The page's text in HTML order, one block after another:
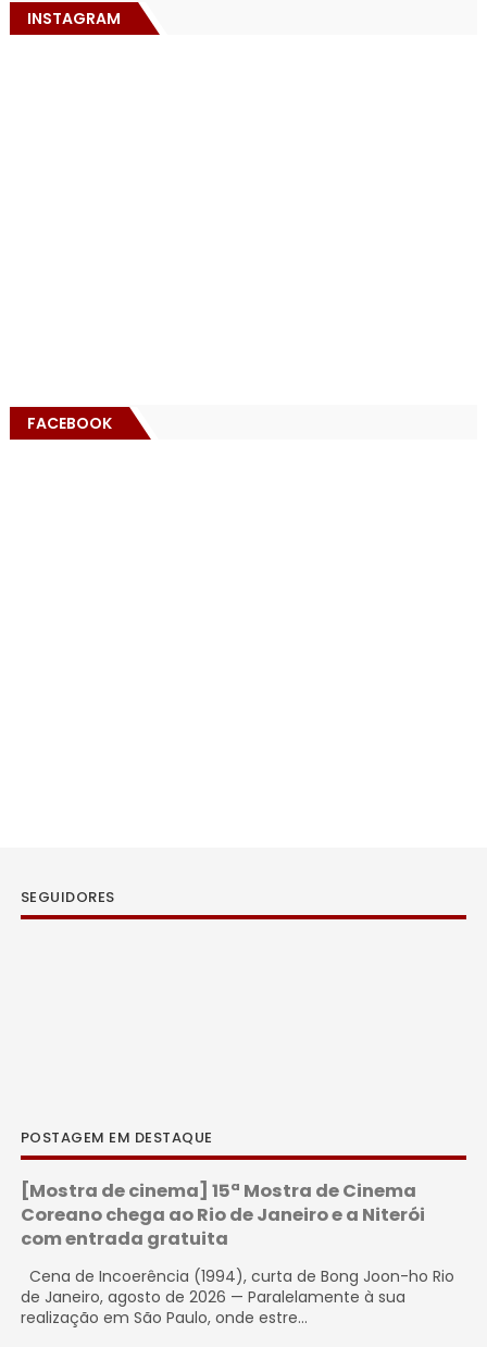
INSTAGRAM
FACEBOOK
SEGUIDORES
POSTAGEM EM DESTAQUE
[Mostra de cinema] 15ª Mostra de Cinema
Coreano chega ao Rio de Janeiro e a Niterói
com entrada gratuita
Cena de Incoerência (1994), curta de Bong Joon-ho Rio
de Janeiro, agosto de 2026 — Paralelamente à sua
realização em São Paulo, onde estre...